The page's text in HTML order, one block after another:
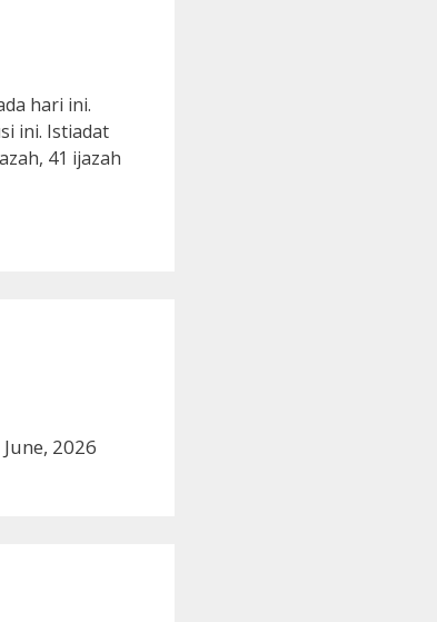
hari ini.
ini. Istiadat
41 ijazah
2026